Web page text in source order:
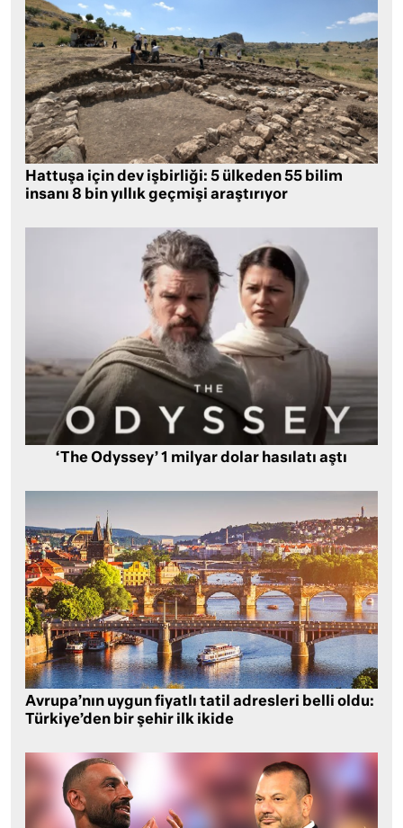
Hattuşa için dev işbirliği: 5 ülkeden 55 bilim
insanı 8 bin yıllık geçmişi araştırıyor
‘The Odyssey’ 1 milyar dolar hasılatı aştı
Avrupa’nın uygun fiyatlı tatil adresleri belli oldu:
Türkiye’den bir şehir ilk ikide